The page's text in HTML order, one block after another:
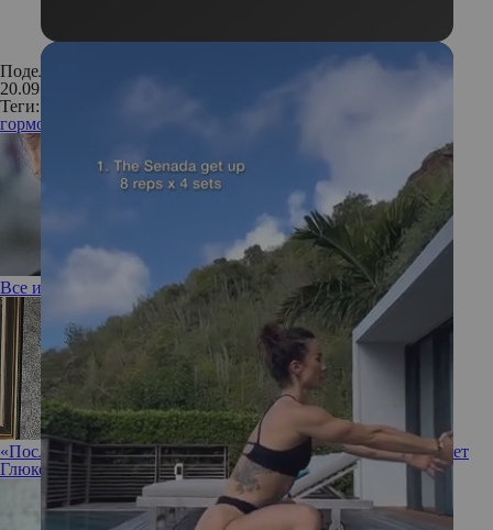
Поделиться:
20.09.2019
Теги:
гормоны
Все и сразу: в чем суть метода фулфейс
«После этого можно все, что хочешь»: какой секрет позволяет
Глюкозе есть без ограничений и оставаться стройной